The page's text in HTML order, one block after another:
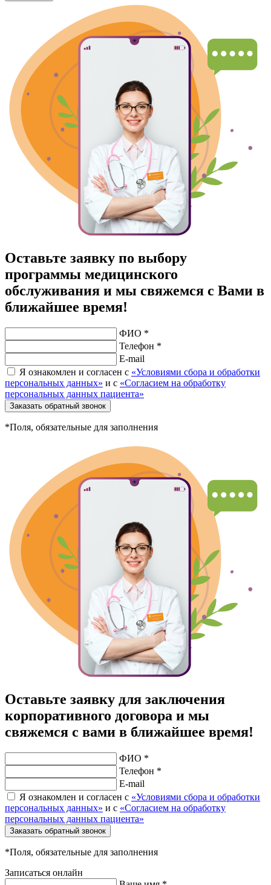
Оставьте заявку по выбору
программы медицинского
обслуживания и мы свяжемся с Вами в
ближайшее время!
ФИО *
Телефон *
E-mail
Я ознакомлен и согласен с «Условиями сбора и обработки
персональных данных» и с «Согласием на обработку
персональных данных пациента»
Заказать обратный звонок
*Поля, обязательные для заполнения
Оставьте заявку для заключения
корпоративного договора и мы
свяжемся с вами в ближайшее время!
ФИО *
Телефон *
E-mail
Я ознакомлен и согласен с «Условиями сбора и обработки
персональных данных» и с «Согласием на обработку
персональных данных пациента»
Заказать обратный звонок
*Поля, обязательные для заполнения
Записаться онлайн